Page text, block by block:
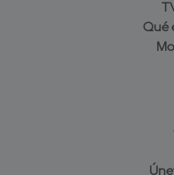
Qué